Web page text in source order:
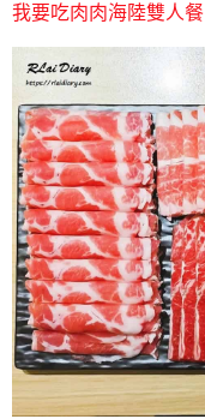
我要吃肉肉海陸雙人餐